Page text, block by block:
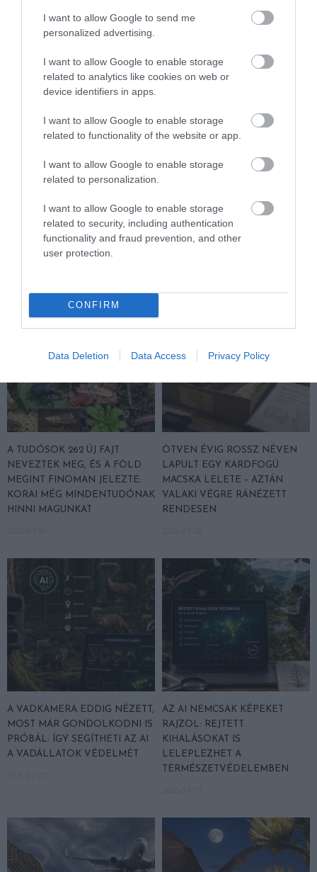
I want to allow Google to send me
personalized advertising.
I want to allow Google to enable storage
related to analytics like cookies on web or
device identifiers in apps.
I want to allow Google to enable storage
related to functionality of the website or app.
I want to allow Google to enable storage
related to personalization.
I want to allow Google to enable storage
related to security, including authentication
functionality and fraud prevention, and other
user protection.
CONFIRM
Data Deletion Data Access Privacy Policy
HŐKUPOLA MAGYARORSZÁG
FEDŐ, ÉS MI TÖRTÉNIK
ALATTA A TERMÉSZETTEL?
2026-08-03
HÉTKÖZNAPI MADARAK ÉS
PILLANGÓK CSENDES
ELTŰNÉSE A NAGYOBB
A TUDÓSOK 262 ÚJ FAJT
NEVEZTEK MEG, ÉS A FÖLD
MEGINT FINOMAN JELEZTE:
KORAI MÉG MINDENTUDÓNAK
HINNI MAGUNKAT
ÖTVEN ÉVIG ROSSZ NÉVEN
LAPULT EGY KARDFOGÚ
MACSKA LELETE – AZTÁN
VALAKI VÉGRE RÁNÉZETT
RENDESEN
A VADKAMERA EDDIG NÉZETT,
MOST MÁR GONDOLKODNI IS
PRÓBÁL: ÍGY SEGÍTHETI AZ AI
A VADÁLLATOK VÉDELMÉT
AZ AI NEMCSAK KÉPEKET
RAJZOL: REJTETT
KIHALÁSOKAT IS
LELEPLEZHET A
TERMÉSZETVÉDELEMBEN